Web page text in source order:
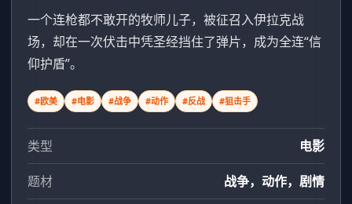
一个连枪都不敢开的牧师儿子，被征召入伊拉克战
场，却在一次伏击中凭圣经挡住了弹片，成为全连“信
仰护盾”。
#欧美 #电影 #战争 #动作 #反战 #狙击手
类型 电影
题材 战争，动作，剧情